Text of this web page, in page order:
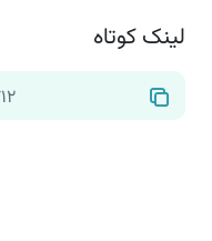
لینک کوتاه